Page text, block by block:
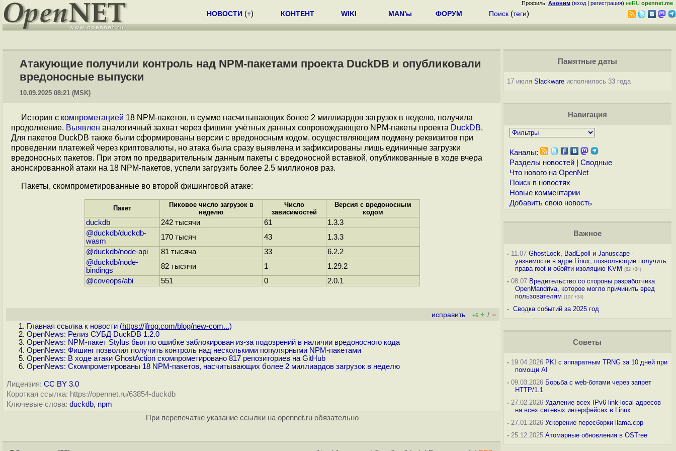
Профиль: Аноним (вход | регистрация) неRU opennet.me
НОВОСТИ (+) КОНТЕНТ WIKI MAN'ы ФОРУМ Поиск (теги)
Атакующие получили контроль над NPM-пакетами проекта DuckDB и опубликовали
вредоносные выпуски
10.09.2025 08:21 (MSK)
История с компрометацией 18 NPM-пакетов, в сумме насчитывающих более 2 миллиардов загрузок в неделю, получила
продолжение. Выявлен аналогичный захват через фишинг учётных данных сопровождающего NPM-пакеты проекта DuckDB.
Для пакетов DuckDB также были сформированы версии с вредоносным кодом, осуществляющим подмену реквизитов при
проведении платежей через криптовалюты, но атака была сразу выявлена и зафиксированы лишь единичные загрузки
вредоносных пакетов. При этом по предварительным данным пакеты с вредоносной вставкой, опубликованные в ходе вчера
анонсированной атаки на 18 NPM-пакетов, успели загрузить более 2.5 миллионов раз.
Пакеты, скомпрометированные во второй фишинговой атаке:
Пакет
Пиковое число загрузок в
неделю
Число
зависимостей
Версия с вредоносным
кодом
duckdb 242 тысячи 61
1.3.3
@duckdb/duckdb-
wasm
170 тысяч 43
1.3.3
@duckdb/node-api
81 тысяча 33
6.2.2
@duckdb/node-
bindings
82 тысячи 1
1.29.2
@coveops/abi
551 0 2.0.1
исправить +5 + / –
Главная ссылка к новости (https://jfrog.com/blog/new-com...)
OpenNews: Релиз СУБД DuckDB 1.2.0
OpenNews: NPM-пакет Stylus был по ошибке заблокирован из-за подозрений в наличии вредоносного кода
OpenNews: Фишинг позволил получить контроль над несколькими популярными NPM-пакетами
OpenNews: В ходе атаки GhostAction скомпрометировано 817 репозиториев на GitHub
OpenNews: Скомпрометированы 18 NPM-пакетов, насчитывающих более 2 миллиардов загрузок в неделю
Лицензия: CC BY 3.0
Короткая ссылка: https://opennet.ru/63854-duckdb
Ключевые слова: duckdb, npm
При перепечатке указание ссылки на opennet.ru обязательно
Памятные даты
17 июля Slackwareисполнилось 33 года
Навигация
Каналы:
Разделы новостей| Сводные
Что нового на OpenNet
Поиск в новостях
Новые комментарии
Добавить свою новость
Важное
-11.07 GhostLock, BadEpoll и Januscape -
уязвимости в ядре Linux, позволяющие получить
права root и обойти изоляцию KVM (82 +34)
-08.07 Вредительство со стороны разработчика
OpenMandriva, которое могло причинить вред
пользователям (107 +34)
- Сводка событий за 2025 год
Советы
-19.04.2026 PKI с аппаратным TRNG за 10 дней при
помощи AI
-09.03.2026 Борьба с web-ботами через запрет
HTTP/1.1
-27.02.2026 Удаление всех IPv6 link-local адресов
на всех сетевых интерфейсах в Linux
-27.01.2026 Ускорение пересборки llama.cpp
-25.12.2025 Атомарные обновления в OSTree